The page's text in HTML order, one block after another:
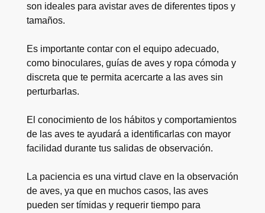
son ideales para avistar aves de diferentes tipos y
tamaños.
Es importante contar con el equipo adecuado,
como binoculares, guías de aves y ropa cómoda y
discreta que te permita acercarte a las aves sin
perturbarlas.
El conocimiento de los hábitos y comportamientos
de las aves te ayudará a identificarlas con mayor
facilidad durante tus salidas de observación.
La paciencia es una virtud clave en la observación
de aves, ya que en muchos casos, las aves
pueden ser tímidas y requerir tiempo para